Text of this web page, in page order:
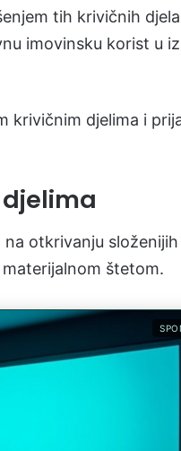
tih krivičnih
imovinsku korist u
krivičnim djelima i
otkrivanju
štetom.